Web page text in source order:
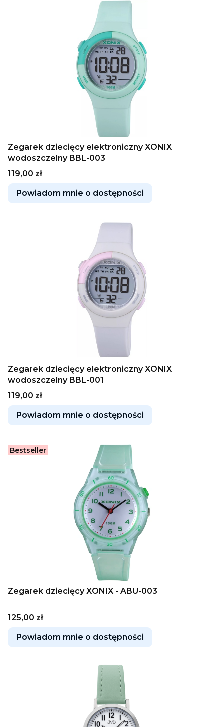
Zegarek dziecięcy elektroniczny XONIX
wodoszczelny BBL-003
Cena
119,00 zł
Powiadom mnie o dostępności
Zegarek dziecięcy elektroniczny XONIX
wodoszczelny BBL-001
Cena
119,00 zł
Powiadom mnie o dostępności
Bestseller
Zegarek dziecięcy XONIX - ABU-003
Cena
125,00 zł
Powiadom mnie o dostępności